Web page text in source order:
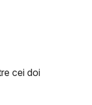
cei doi